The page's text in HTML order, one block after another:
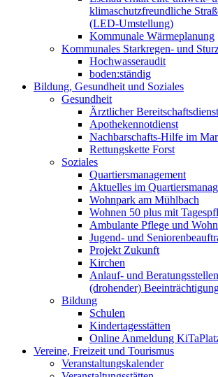
klimaschutzfreundliche
(LED-Umstellung)
Kommunale Wärmeplanung
Kommunales Starkregen- und
Hochwasseraudit
boden:ständig
Bildung, Gesundheit und Soziales
Gesundheit
Ärztlicher Bereitschaftsdienst
Apothekennotdienst
Nachbarschafts-Hilfe im
Rettungskette Forst
Soziales
Quartiersmanagement
Aktuelles im
Wohnpark am Mühlbach
Wohnen 50 plus mit
Ambulante Pflege und
Jugend- und
Projekt Zukunft
Kirchen
Anlauf- und
(drohender)
Bildung
Schulen
Kindertagesstätten
Online Anmeldung
Vereine, Freizeit und Tourismus
Veranstaltungskalender